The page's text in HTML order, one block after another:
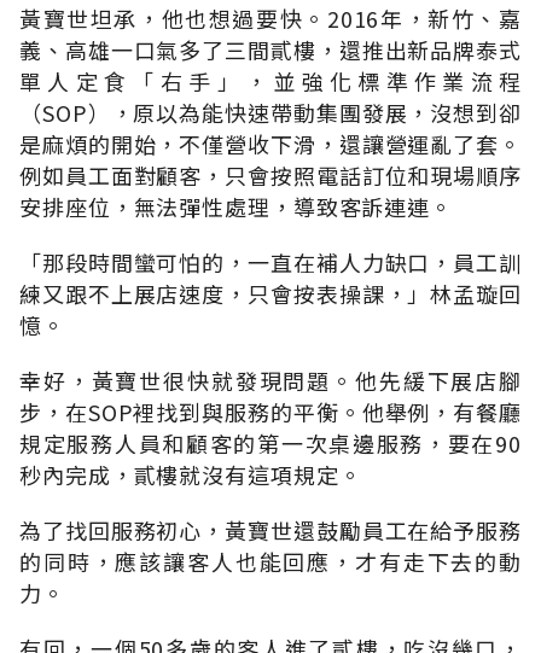
黃寶世坦承，他也想過要快。2016年，新竹、嘉
義、高雄一口氣多了三間貳樓，還推出新品牌泰式
單人定食「右手」，並強化標準作業流程
（SOP），原以為能快速帶動集團發展，沒想到卻
是麻煩的開始，不僅營收下滑，還讓營運亂了套。
例如員工面對顧客，只會按照電話訂位和現場順序
安排座位，無法彈性處理，導致客訴連連。
「那段時間蠻可怕的，一直在補人力缺口，員工訓
練又跟不上展店速度，只會按表操課，」林孟璇回
憶。
幸好，黃寶世很快就發現問題。他先緩下展店腳
步，在SOP裡找到與服務的平衡。他舉例，有餐廳
規定服務人員和顧客的第一次桌邊服務，要在90
秒內完成，貳樓就沒有這項規定。
為了找回服務初心，黃寶世還鼓勵員工在給予服務
的同時，應該讓客人也能回應，才有走下去的動
力。